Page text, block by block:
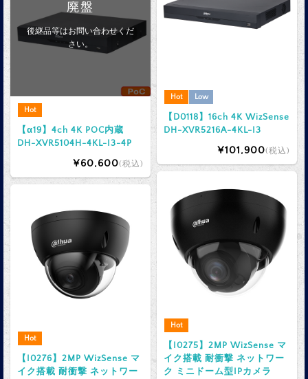
Hot Low
【D0118】16ch 4K WizSense
DH-XVR5216A-4KL-I3
¥101,900(税込)
廃盤
後継品等はお問い合わせくだ
さい。
Hot
【α19】4ch 4K POC内蔵
DH-XVR5104H-4KL-I3-4P
¥60,600(税込)
Hot
【I0275】2MP WizSense マ
イク搭載 耐衝撃 ネットワー
ク ミニドーム型IPカメラ
Hot
【I0276】2MP WizSense マ
イク搭載 耐衝撃 ネットワー